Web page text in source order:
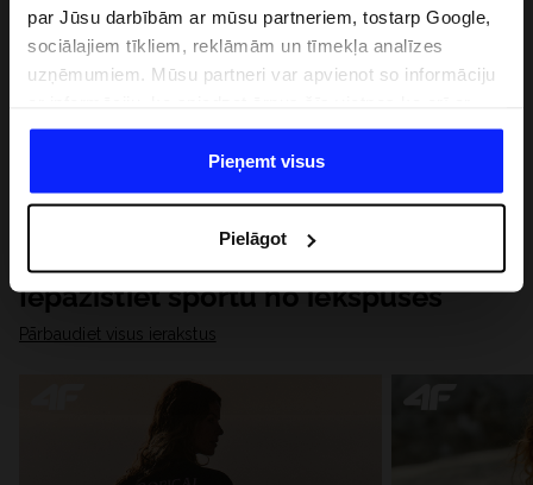
par Jūsu darbībām ar mūsu partneriem, tostarp Google,
sociālajiem tīkliem, reklāmām un tīmekļa analīzes
uzņēmumiem. Mūsu partneri var apvienot so informāciju
datiem, ko viņi iegūst, izmantojot viņu pakalpojumus. Ar
Jūsu atļauju, mēs varam pārsūtīt Jūsu personas datus
saviem partneriem, lai uzlabotu veidu, kadā tiek rādīta
saturu un uzlabotu mūsu partneru piedāvātos risinajumus
( piem. socialos tīklus). Detalizētu informāciju var atrast
mūsu Privātuma politikā un sadaļā "Detaļas".
Pieņemt visus
Pielāgot
Iepazīstiet sportu no iekšpuses
Pārbaudiet visus ierakstus